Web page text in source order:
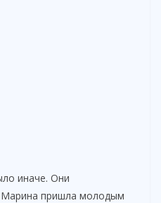
иначе. Они
Марина пришла молодым